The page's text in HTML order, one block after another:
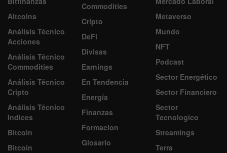
Altcoins
Análisis Técnico
Acciones
Análisis Técnico
Commodities
Análisis Técnico
Cripto
Análisis Técnico
Indices
Bitcoin
Bitcoin
Commodities
Cripto
DeFi
Divisas
Earnings
En Tendencia
Energía
Finanzas
Formacion
Glosario
Metaverso
Mundo
NFT
Podcast
Sector Energético
Sector Financiero
Sector
Tecnologico
Streamings
Terra